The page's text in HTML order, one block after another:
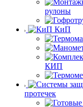
рулоны
КиП
КИП
протечек